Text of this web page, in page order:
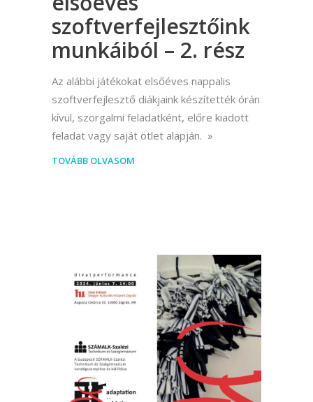
szoftverfejlesztőink
munkáiból – 2. rész
Az alábbi játékokat elsőéves nappalis
szoftverfejlesztő diákjaink készítették órán
kívül, szorgalmi feladatként, előre kiadott
feladat vagy saját ötlet alapján.
TOVÁBB OLVASOM